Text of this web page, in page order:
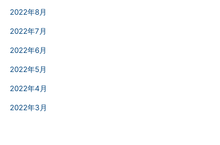
2022年8月
2022年7月
2022年6月
2022年5月
2022年4月
2022年3月